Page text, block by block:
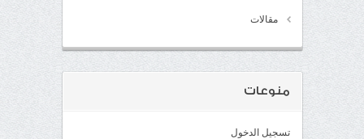
مقالات
منوعات
تسجيل الدخول